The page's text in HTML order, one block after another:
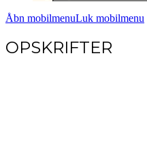
Åbn mobilmenuLuk mobilmenu
OPSKRIFTER